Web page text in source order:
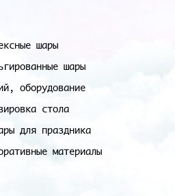
шары
шары
оборудование
стола
для праздника
материалы